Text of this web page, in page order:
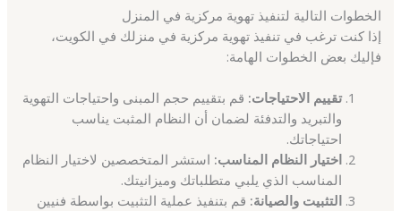
الخطوات التالية لتنفيذ تهوية مركزية في المنزل
إذا كنت ترغب في تنفيذ تهوية مركزية في منزلك في الكويت،
فإليك بعض الخطوات الهامة:
تقييم الاحتياجات: قم بتقييم حجم المبنى واحتياجات التهوية
والتبريد والتدفئة لضمان أن النظام المثبت يناسب
احتياجاتك.
اختيار النظام المناسب: استشر المتخصصين لاختيار النظام
المناسب الذي يلبي متطلباتك وميزانيتك.
التثبيت والصيانة: قم بتنفيذ عملية التثبيت بواسطة فنيين